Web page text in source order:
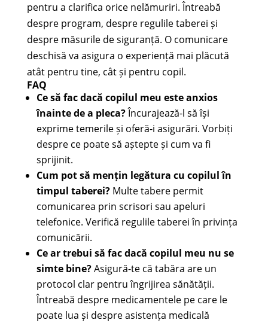
pentru a clarifica orice nelămuriri. Întreabă
despre program, despre regulile taberei și
despre măsurile de siguranță. O comunicare
deschisă va asigura o experiență mai plăcută
atât pentru tine, cât și pentru copil.
FAQ
Ce să fac dacă copilul meu este anxios
înainte de a pleca?Încurajează-l să își
exprime temerile și oferă-i asigurări. Vorbiți
despre ce poate să aștepte și cum va fi
sprijinit.
Cum pot să mențin legătura cu copilul în
timpul taberei?Multe tabere permit
comunicarea prin scrisori sau apeluri
telefonice. Verifică regulile taberei în privința
comunicării.
Ce ar trebui să fac dacă copilul meu nu se
simte bine?Asigură-te că tabăra are un
protocol clar pentru îngrijirea sănătății.
Întreabă despre medicamentele pe care le
poate lua și despre asistența medicală